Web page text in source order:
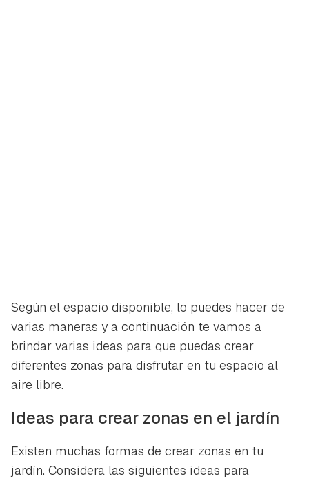
Según el espacio disponible, lo puedes hacer de
varias maneras y a continuación te vamos a
brindar varias ideas para que puedas crear
diferentes zonas para disfrutar en tu espacio al
aire libre.
Ideas para crear zonas en el jardín
Existen muchas formas de crear zonas en tu
jardín. Considera las siguientes ideas para